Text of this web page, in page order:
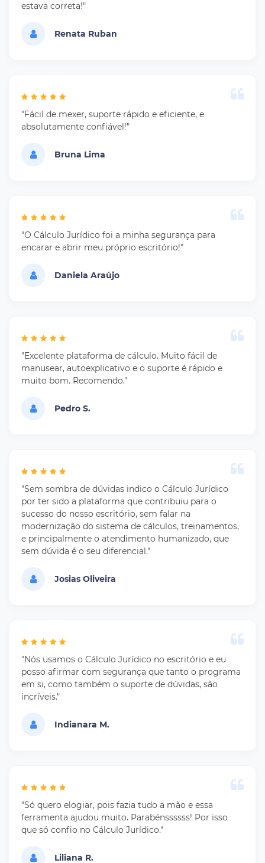
estava correta!"
Renata Ruban
"Fácil de mexer, suporte rápido e eficiente, e
absolutamente confiável!"
Bruna Lima
"O Cálculo Jurídico foi a minha segurança para
encarar e abrir meu próprio escritório!"
Daniela Araújo
"Excelente plataforma de cálculo. Muito fácil de
manusear, autoexplicativo e o suporte é rápido e
muito bom. Recomendo."
Pedro S.
"Sem sombra de dúvidas indico o Cálculo Jurídico
por ter sido a plataforma que contribuiu para o
sucesso do nosso escritório, sem falar na
modernização do sistema de cálculos, treinamentos,
e principalmente o atendimento humanizado, que
sem dúvida é o seu diferencial."
Josias Oliveira
"Nós usamos o Cálculo Jurídico no escritório e eu
posso afirmar com segurança que tanto o programa
em si, como também o suporte de dúvidas, são
incríveis."
Indianara M.
"Só quero elogiar, pois fazia tudo a mão e essa
ferramenta ajudou muito. Parabénssssss! Por isso
que só confio no Cálculo Jurídico."
Liliana R.